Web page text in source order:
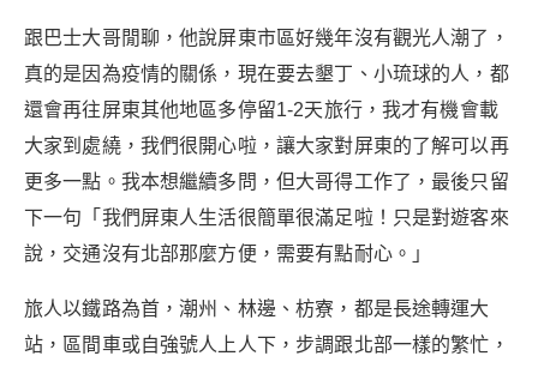
跟巴士大哥閒聊，他說屏東市區好幾年沒有觀光人潮了，
真的是因為疫情的關係，現在要去墾丁、小琉球的人，都
還會再往屏東其他地區多停留1-2天旅行，我才有機會載
大家到處繞，我們很開心啦，讓大家對屏東的了解可以再
更多一點。我本想繼續多問，但大哥得工作了，最後只留
下一句「我們屏東人生活很簡單很滿足啦！只是對遊客來
說，交通沒有北部那麼方便，需要有點耐心。」
旅人以鐵路為首，潮州、林邊、枋寮，都是長途轉運大
站，區間車或自強號人上人下，步調跟北部一樣的繁忙，